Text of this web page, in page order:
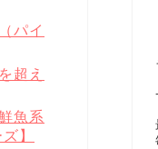
パイ
超え
魚系
】